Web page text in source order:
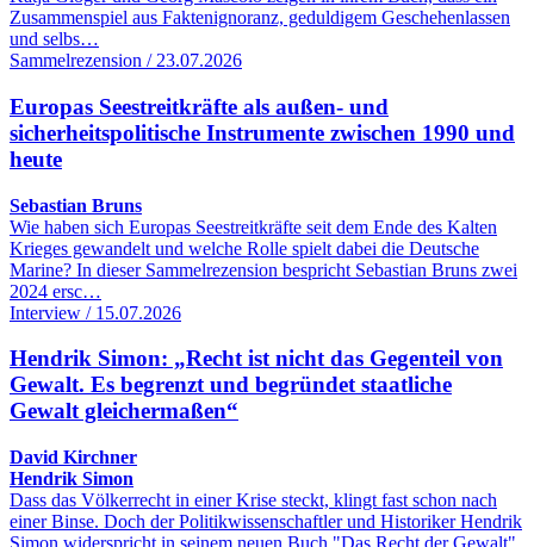
Zusammenspiel aus Faktenignoranz, geduldigem Geschehenlassen
und selbs…
Sammelrezension / 23.07.2026
Europas Seestreitkräfte als außen- und
sicherheitspolitische Instrumente zwischen 1990 und
heute
Sebastian Bruns
Wie haben sich Europas Seestreitkräfte seit dem Ende des Kalten
Krieges gewandelt und welche Rolle spielt dabei die Deutsche
Marine? In dieser Sammelrezension bespricht Sebastian Bruns zwei
2024 ersc…
Interview / 15.07.2026
Hendrik Simon: „Recht ist nicht das Gegenteil von
Gewalt. Es begrenzt und begründet staatliche
Gewalt gleichermaßen“
David Kirchner
Hendrik Simon
Dass das Völkerrecht in einer Krise steckt, klingt fast schon nach
einer Binse. Doch der Politikwissenschaftler und Historiker Hendrik
Simon widerspricht in seinem neuen Buch "Das Recht der Gewalt"